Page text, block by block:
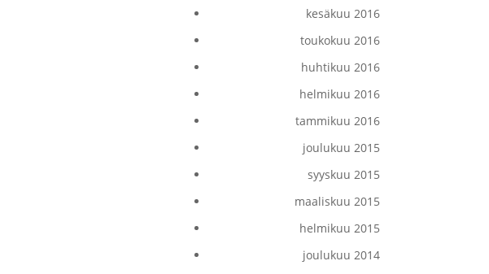
kesäkuu 2016
toukokuu 2016
huhtikuu 2016
helmikuu 2016
tammikuu 2016
joulukuu 2015
syyskuu 2015
maaliskuu 2015
helmikuu 2015
joulukuu 2014